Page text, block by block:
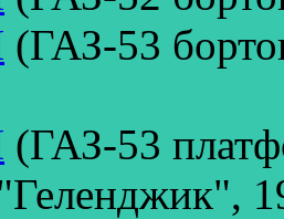
(ГАЗ-53
(ГАЗ-53